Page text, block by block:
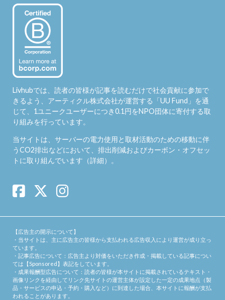
Livhubでは、読者の皆様が記事を読むだけで社会貢献に参加で
きるよう、アーティクル株式会社が運営する「UU Fund 」を通
じて、1ユニークユーザーにつき0.1円をNPO団体に寄付する取
り組みを行っています。
当サイトは、サーバーの電力使用と取材活動のための移動に伴
うCO2排出などにおいて、排出削減およびカーボン・オフセッ
トに取り組んでいます（詳細）。
【広告主の開示について】
・当サイトは、主に広告主の皆様から支払われる広告収入により運営が成り立っ
ています。
・記事広告について：広告主より対価をいただき作成・掲載している記事につい
ては【Sponsored】表記をしています。
・成果報酬型広告について：読者の皆様が本サイトに掲載されているテキスト・
画像リンクを経由してリンク先サイトの運営主体が設定した一定の成果地点（製
品・サービスの申込・予約・購入など）に到達した場合、本サイトに報酬が支払
われることがあります。